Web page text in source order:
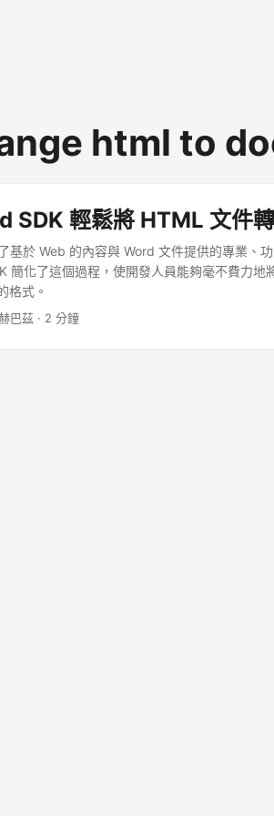
html to
SDK 輕鬆將 HTML 文件
基於 Web 的內容與 Word 文件提供的專業、
簡化了這個過程，使開發人員能夠毫不費力地
格式。
巴茲 · 2 分鐘